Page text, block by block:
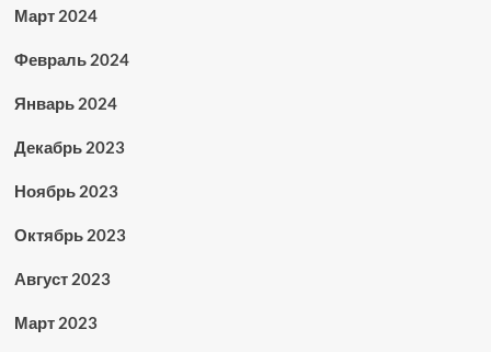
Март 2024
Февраль 2024
Январь 2024
Декабрь 2023
Ноябрь 2023
Октябрь 2023
Август 2023
Март 2023